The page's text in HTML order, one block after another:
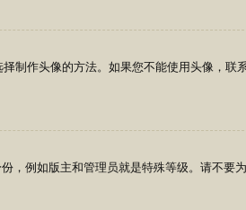
制作头像的方法。如果您不能使用头像，联
，例如版主和管理员就是特殊等级。请不要